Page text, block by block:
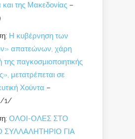
της Μακεδονίας –
Η κυβέρνηση των
απατεώνων, χάρη
παγκοσμιοποιητικής
μετατρέπεται σε
Χούντα –
1/
ΟΛΟΙ-ΟΛΕΣ ΣΤΟ
ΣΥΛΛΑΛΗΤΗΡΙΟ ΓΙΑ